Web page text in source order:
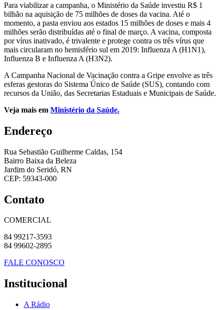
Para viabilizar a campanha, o Ministério da Saúde investiu R$ 1
bilhão na aquisição de 75 milhões de doses da vacina. Até o
momento, a pasta enviou aos estados 15 milhões de doses e mais 4
milhões serão distribuídas até o final de março. A vacina, composta
por vírus inativado, é trivalente e protege contra os três vírus que
mais circularam no hemisfério sul em 2019: Influenza A (H1N1),
Influenza B e Influenza A (H3N2).
A Campanha Nacional de Vacinação contra a Gripe envolve as três
esferas gestoras do Sistema Único de Saúde (SUS), contando com
recursos da União, das Secretarias Estaduais e Municipais de Saúde.
Veja mais em Ministério da Saúde.
Endereço
Rua Sebastião Guilherme Caldas, 154
Bairro Baixa da Beleza
Jardim do Seridó, RN
CEP: 59343-000
Contato
COMERCIAL
84 99217-3593
84 99602-2895
FALE CONOSCO
Institucional
A Rádio